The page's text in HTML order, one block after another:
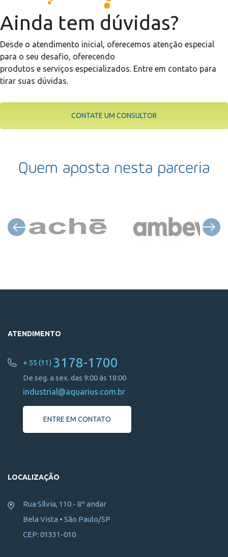
Ainda tem dúvidas?
Desde o atendimento inicial, oferecemos atenção especial
para o seu desafio, oferecendo
produtos e serviços especializados. Entre em contato para
tirar suas dúvidas.
CONTATE UM CONSULTOR
Quem aposta nesta parceria
ATENDIMENTO
+ 55 (11) 3178-1700
De seg. a sex. das 9:00 às 18:00
industrial@aquarius.com.br
ENTRE EM CONTATO
LOCALIZAÇÃO
Rua Sílvia, 110 - 8º andar
Bela Vista • São Paulo/SP
CEP: 01331-010